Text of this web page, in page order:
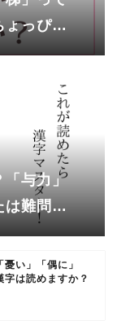
っぴり
「与力」
は難問読
憂い」「偶に」
字は読めますか？